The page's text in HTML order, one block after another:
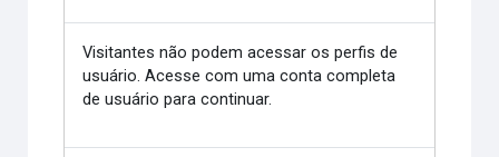
Visitantes não podem acessar os perfis de
usuário. Acesse com uma conta completa
de usuário para continuar.